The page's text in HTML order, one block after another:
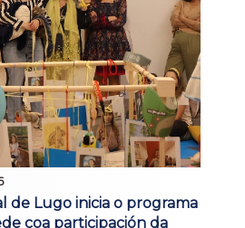
de Lugo inicia o programa
coa participación da